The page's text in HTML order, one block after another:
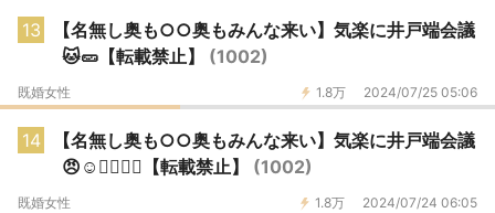
13
【名無し奥も○○奥もみんな来い】気楽に井戸端会議
🐱🥒【転載禁止】 (1002)
1.8万 2024/07/25 05:06
既婚女性
14
【名無し奥も○○奥もみんな来い】気楽に井戸端会議
😠☺🙆‍♀️🙅‍♀️【転載禁止】 (1002)
1.8万 2024/07/24 06:05
既婚女性